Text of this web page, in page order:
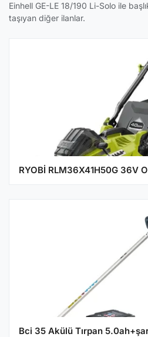
Einhell GE-LE 18/190 Li-Solo ile
taşıyan diğer ilanlar.
Bci 35 Akülü Tırpan